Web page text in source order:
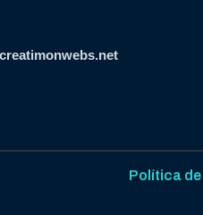
Política